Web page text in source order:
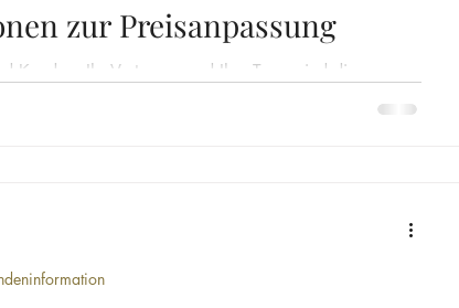
zur Preisanpassung
Kunden, Ihr Vertrauen und Ihre Treue sind die
sowie bei hochwertigen Pflege